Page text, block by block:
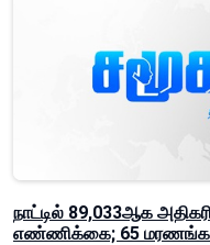
நாட்டில் 89,033ஆக
எண்ணிக்கை; 65 மரணங்கள்